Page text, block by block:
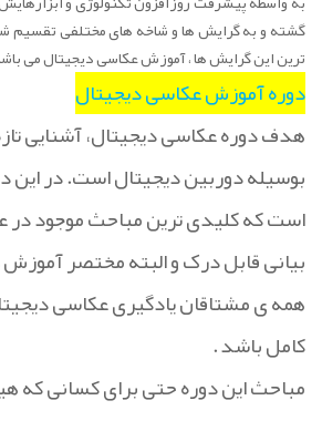
گشته و به گرایش ها و شاخه های مختلفی تقسیم
ترین این گرایش ها ، آموزش عکاسی دیجیتال می
دوره آموزش عکاسی دیجیتال
هدف دوره عکاسی دیجیتال، آشنایی
بوسیله دوربین دیجیتال است. در این
است که کلیدی ترین مباحث موجود در
بیانی قابل درک و البته مختصر آموزش
همه ی مشتاقان یادگیری عکاسی
کامل باشد.
مباحث این دوره حتی برای کسانی که